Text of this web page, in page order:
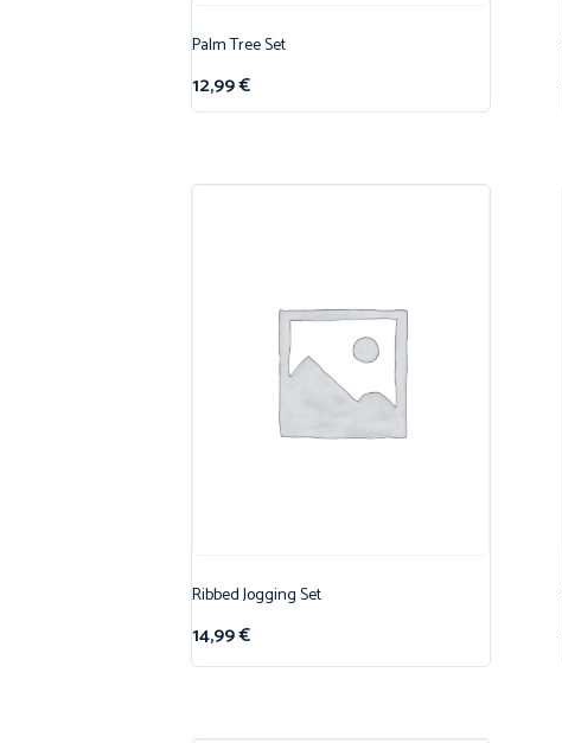
Palm Tree Set
12,99€
Ribbed Jogging Set
14,99€